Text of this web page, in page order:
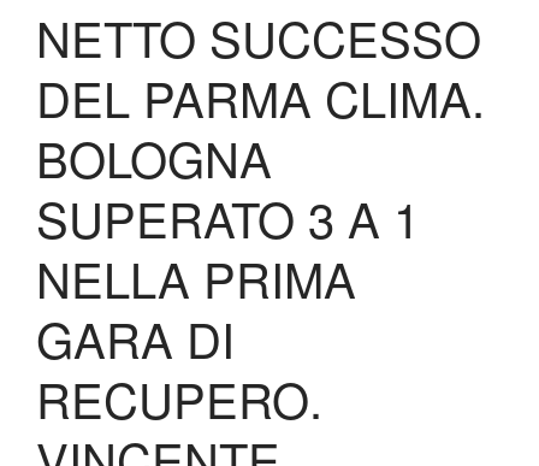
Organigramma
Diventa Socio
Storia
Codice di Condotta
Squadra
Contatti
Shop
NETTO SUCCESSO
DEL PARMA CLIMA.
BOLOGNA
SUPERATO 3 A 1
NELLA PRIMA
GARA DI
RECUPERO.